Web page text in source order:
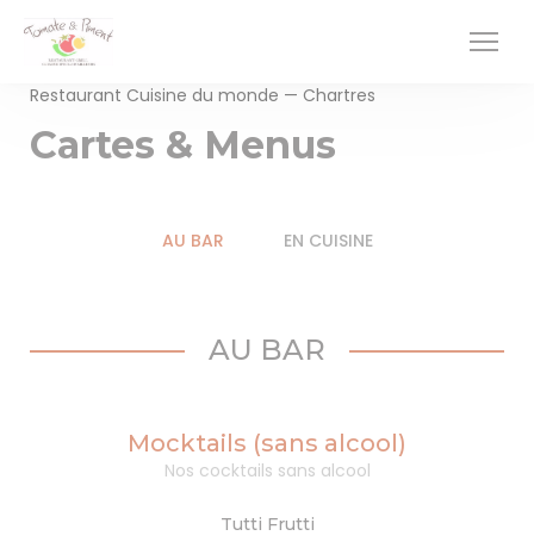
Personnalisation de vos choix en matière de cookies
Restaurant Cuisine du monde — Chartres
Cartes & Menus
AU BAR EN CUISINE
AU BAR
Mocktails (sans alcool)
Nos cocktails sans alcool
Tutti Frutti